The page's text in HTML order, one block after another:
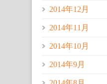
2014年12月
2014年11月
2014年10月
2014年9月